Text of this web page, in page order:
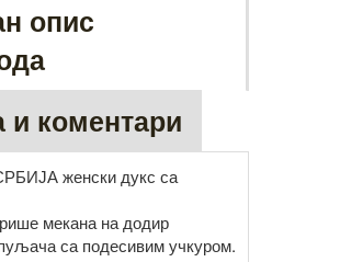
опис
коментари
женски дукс са
мекана на додир
са подесивим учкуром.